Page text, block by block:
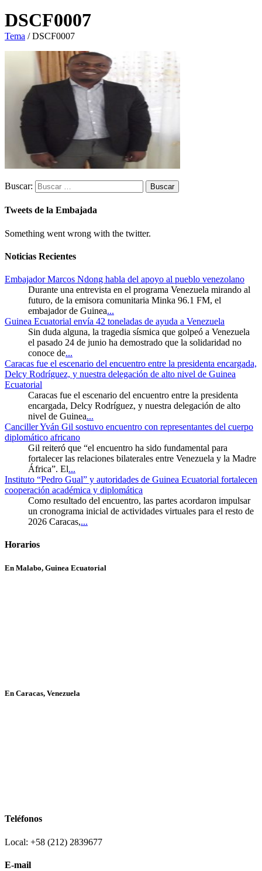
DSCF0007
Tema /DSCF0007
Buscar:
Tweets de la Embajada
Something went wrong with the twitter.
Noticias Recientes
Embajador Marcos Ndong habla del apoyo al pueblo venezolano
Durante una entrevista en el programa Venezuela mirando al
futuro, de la emisora comunitaria Minka 96.1 FM, el
embajador de Guinea...
Guinea Ecuatorial envía 42 toneladas de ayuda a Venezuela
Sin duda alguna, la tragedia sísmica que golpeó a Venezuela
el pasado 24 de junio ha demostrado que la solidaridad no
conoce de...
Caracas fue el escenario del encuentro entre la presidenta encargada,
Delcy Rodríguez, y nuestra delegación de alto nivel de Guinea
Ecuatorial
Caracas fue el escenario del encuentro entre la presidenta
encargada, Delcy Rodríguez, y nuestra delegación de alto
nivel de Guinea...
Canciller Yván Gil sostuvo encuentro con representantes del cuerpo
diplomático africano
Gil reiteró que “el encuentro ha sido fundamental para
fortalecer las relaciones bilaterales entre Venezuela y la Madre
África”. El...
Instituto “Pedro Gual” y autoridades de Guinea Ecuatorial fortalecen
cooperación académica y diplomática
Como resultado del encuentro, las partes acordaron impulsar
un cronograma inicial de actividades virtuales para el resto de
2026 Caracas,...
Horarios
En Malabo, Guinea Ecuatorial
En Caracas, Venezuela
Teléfonos
Local: +58 (212) 2839677
E-mail